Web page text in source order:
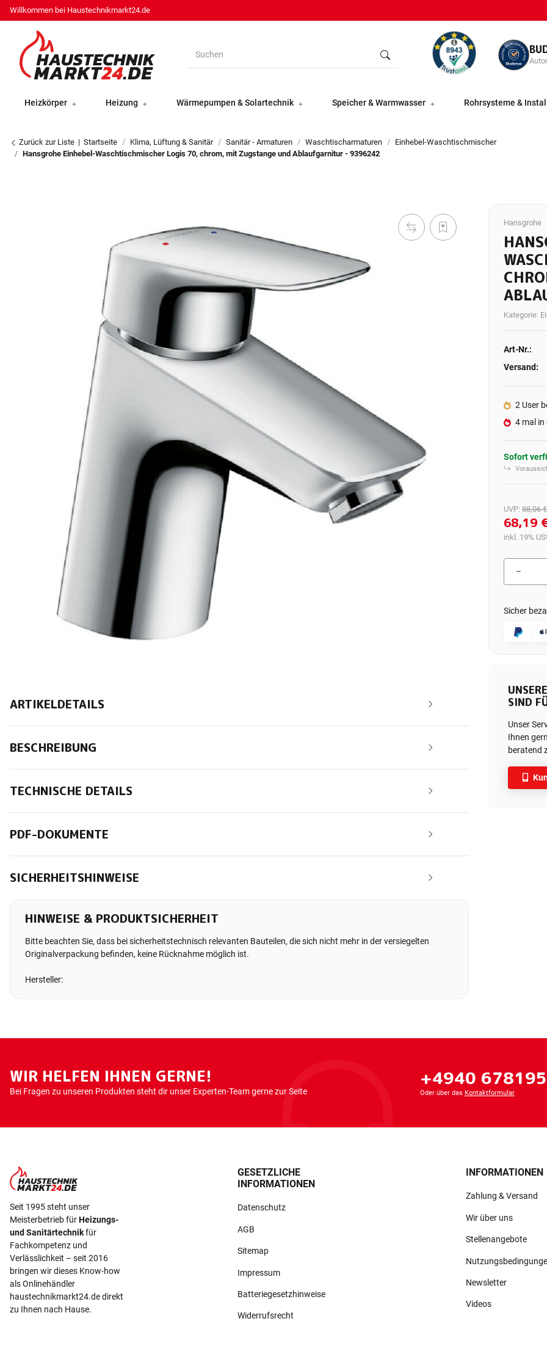
Willkommen bei Haustechnikmarkt24.de
Heizkörper Heizung Wärmepumpen & Solartechnik Speicher & Warmwasser Rohrsysteme &
Zurück zur Liste Startseite Klima, Lüftung & Sanitär Sanitär - Armaturen Waschtischarmaturen
Einhebel-Waschtischmischer
Hansgrohe Einhebel-Waschtischmischer Logis 70, chrom, mit Zugstange und Ablaufgarnitur - 9396242
Hansgrohe
Kategorie:
Art-Nr.:
Versand:
2 User
4 mal in
Sofort
UVP: 88,06 €
68,19
inkl. 19%
Sicher
SIND
Unser
Ihnen
beratend
ARTIKELDETAILS
BESCHREIBUNG
TECHNISCHE DETAILS
PDF-DOKUMENTE
SICHERHEITSHINWEISE
HINWEISE & PRODUKTSICHERHEIT
Bitte beachten Sie, dass bei sicherheitstechnisch relevanten Bauteilen, die sich nicht mehr in der versiegelten
Originalverpackung befinden, keine Rücknahme möglich ist.
Hersteller:
WIR HELFEN IHNEN GERNE!
Bei Fragen zu unseren Produkten steht dir unser Experten-Team gerne zur Seite
+4940
Oder über das Kontaktformular
Seit 1995 steht unser
Meisterbetrieb fürHeizungs-
und Sanitärtechnikfür
Fachkompetenz und
Verlässlichkeit – seit 2016
bringen wir dieses Know-how
als Onlinehändler
haustechnikmarkt24.de direkt
zu Ihnen nach Hause.
GESETZLICHE
INFORMATIONEN
Datenschutz
AGB
Sitemap
Impressum
Batteriegesetzhinweise
Widerrufsrecht
INFORMATIONEN
Zahlung & Versand
Wir über uns
Stellenangebote
Newsletter
Videos